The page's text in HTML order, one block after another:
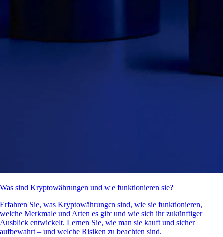
Was sind Kryptowährungen und wie funktionieren sie?
Erfahren Sie, was Kryptowährungen sind, wie sie funktionieren,
welche Merkmale und Arten es gibt und wie sich ihr zukünftiger
Ausblick entwickelt. Lernen Sie, wie man sie kauft und sicher
aufbewahrt – und welche Risiken zu beachten sind.